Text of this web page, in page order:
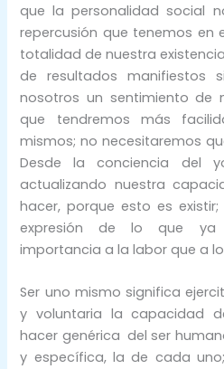
que la personalidad social
repercusión que tenemos en
totalidad de nuestra
de resultados manifiestos
nosotros un sentimiento de
que tendremos más
mismos; no necesitaremos
Desde la conciencia del
actualizando nuestra
hacer, porque esto es
expresión de lo que ya
importancia a la labor que a
Ser uno mismo significa
y voluntaria la capacidad
hacer genérica del ser
y específica, la de cada